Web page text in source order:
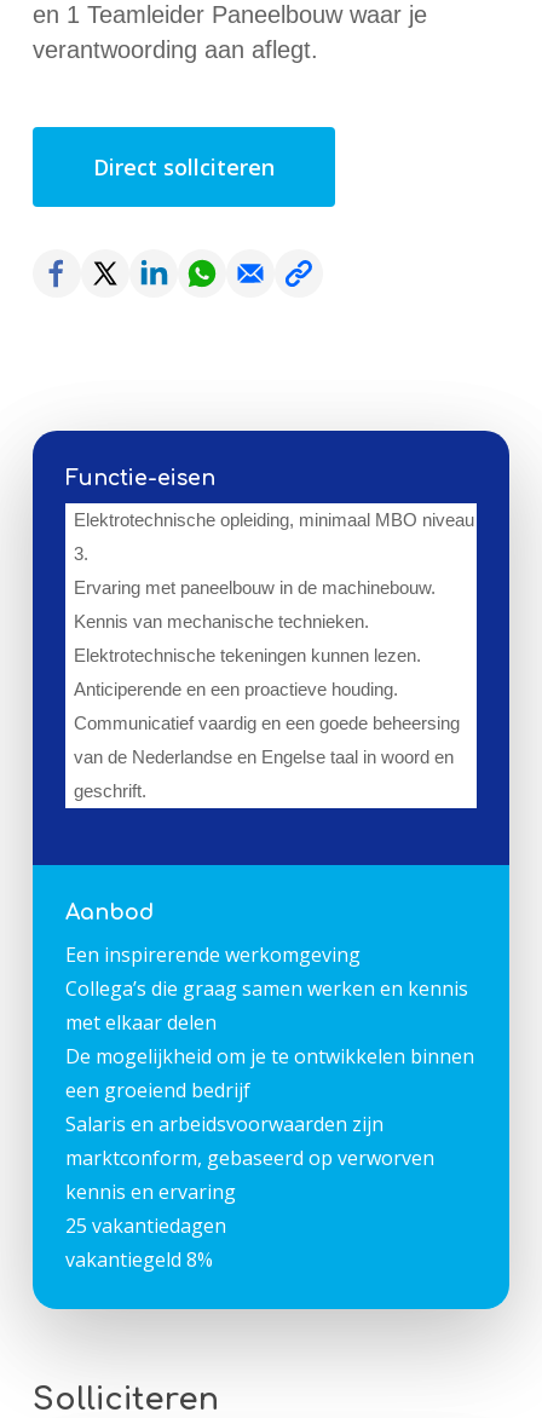
en 1 Teamleider Paneelbouw waar je
verantwoording aan aflegt.
Direct sollciteren
Functie-eisen
Elektrotechnische opleiding, minimaal MBO niveau
3.
Ervaring met paneelbouw in de machinebouw.
Kennis van mechanische technieken.
Elektrotechnische tekeningen kunnen lezen.
Anticiperende en een proactieve houding.
Communicatief vaardig en een goede beheersing
van de Nederlandse en Engelse taal in woord en
geschrift.
Aanbod
Een inspirerende werkomgeving
Collega’s die graag samen werken en kennis
met elkaar delen
De mogelijkheid om je te ontwikkelen binnen
een groeiend bedrijf
Salaris en arbeidsvoorwaarden zijn
marktconform, gebaseerd op verworven
kennis en ervaring
25 vakantiedagen
vakantiegeld 8%
Solliciteren